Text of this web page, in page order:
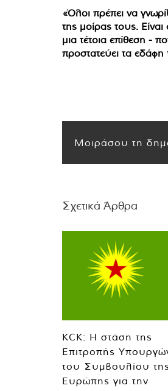
«Όλοι πρέπει να
της μοίρας τους.
μια τέτοια επίθεση -
προστατεύει τα
Μοιράσου τη
Σχετικά Άρθρα
KCK: Η στάση της
Επιτροπής
του Συμβουλίου της
Ευρώπης για την